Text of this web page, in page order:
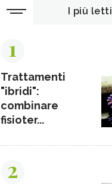
I più letti
1
Trattamenti
"ibridi":
combinare
fisioter...
2